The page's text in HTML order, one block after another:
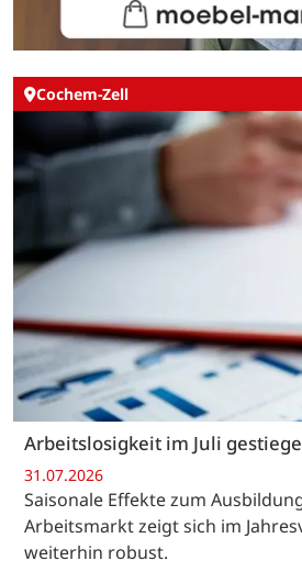
Cochem-Zell
Arbeitslosigkeit im Juli
31.07.2026
Saisonale Effekte zum
Arbeitsmarkt zeigt sich im
weiterhin robust.